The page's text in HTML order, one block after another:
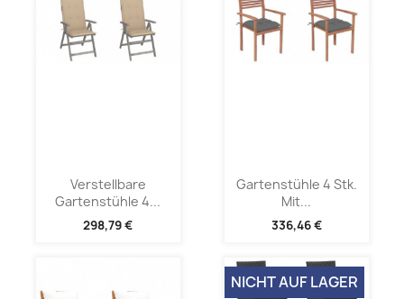
Verstellbare
Gartenstühle 4...
298,79 €
Gartenstühle 4 Stk.
Mit...
336,46 €
NICHT AUF LAGER